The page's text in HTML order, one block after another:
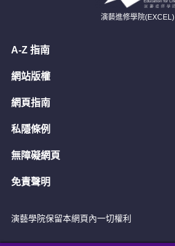
演藝進修學院(EXCEL)
A-Z 指南
網站版權
網頁指南
私隱條例
無障礙網頁
免責聲明
演藝學院保留本網頁內一切權利